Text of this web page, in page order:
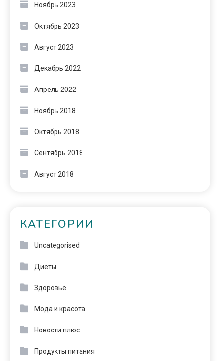
Ноябрь 2023
Октябрь 2023
Август 2023
Декабрь 2022
Апрель 2022
Ноябрь 2018
Октябрь 2018
Сентябрь 2018
Август 2018
КАТЕГОРИИ
Uncategorised
Диеты
Здоровье
Мода и красота
Новости плюс
Продукты питания